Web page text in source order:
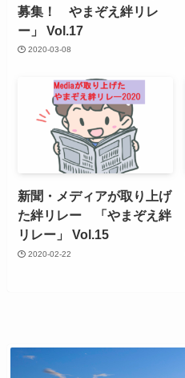
募集！ やまぞえ絆リレ
ー」 Vol.17
2020-03-08
新聞・メディアが取り上げ
た絆リレー 「やまぞえ絆
リレー」 Vol.15
2020-02-22